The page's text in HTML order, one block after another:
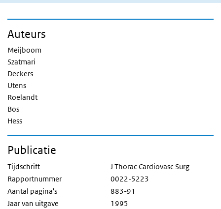
Auteurs
Meijboom
Szatmari
Deckers
Utens
Roelandt
Bos
Hess
Publicatie
Tijdschrift
J Thorac Cardiovasc Surg
Rapportnummer
0022-5223
Aantal pagina's
883-91
Jaar van uitgave
1995